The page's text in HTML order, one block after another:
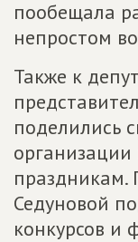
пообещала
непростом
Также к
поделились
праздникам.
Седуновой
конкурсов и